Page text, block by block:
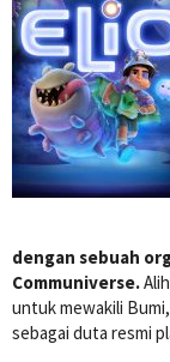
dengan sebuah
Communiverse.
untuk mewakili
sebagai duta resmi